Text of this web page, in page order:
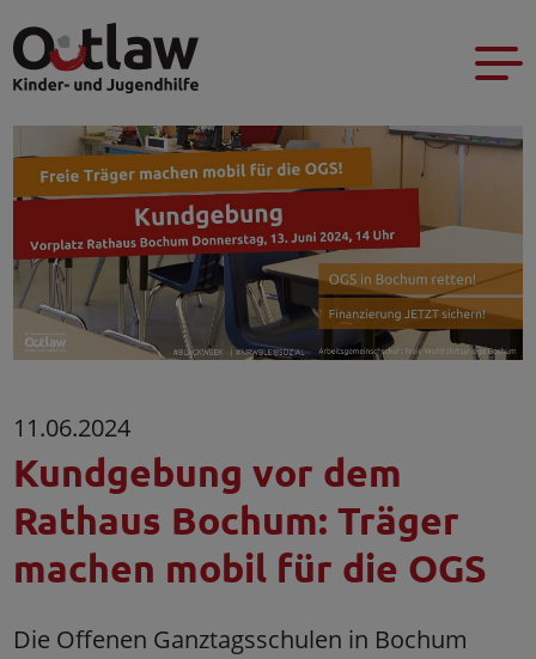
11.06.2024
Kundgebung vor dem
Rathaus Bochum: Träger
machen mobil für die OGS
Die Offenen Ganztagsschulen in Bochum